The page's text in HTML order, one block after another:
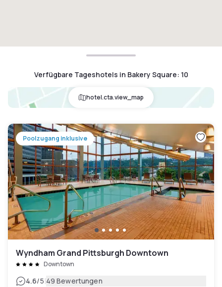
Verfügbare Tageshotels in Bakery Square: 10
hotel.cta.view_map
Poolzugang inklusive
Wyndham Grand Pittsburgh Downtown
Downtown
4.6/5|49 Bewertungen